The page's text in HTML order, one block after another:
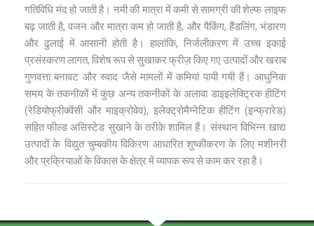
गतिविधि मंद हो जाती है। नमी की मात्रा में कमी से सामग्री की शेल्फ लाइफ
बढ़ जाती है, वजन और मात्रा कम हो जाती है, और पैकिंग, हैंडलिंग, भंडारण
और ढुलाई में आसानी होती है। हालांकि, निर्जलीकरण में उच्च इकाई
प्रसंस्करण लागत, विशेष रूप से सुखाकर फ्रीज़ किए गए उत्पादों और खराब
गुणवत्ता बनावट और स्वाद जैसे मामलों में कमियां पायी गयी हैं। आधुनिक
समय के तकनीकों में कुछ अन्य तकनीकों के अलावा डाइइलेक्ट्रिक हीटिंग
(रेडियोफ्रीक्वेंसी और माइक्रोवेव), इलेक्ट्रोमैग्नेटिक हीटिंग (इन्फ्रारेड)
सहित फील्ड असिस्टेड सुखाने के तरीके शामिल हैं। संस्थान विभिन्न खाद्य
उत्पादों के विद्युत चुम्बकीय विकिरण आधारित शुष्‍कीकरण के लिए मशीनरी
और प्रक्रियाओं के विकास के क्षेत्र में व्यापक रूप से काम कर रहा है।